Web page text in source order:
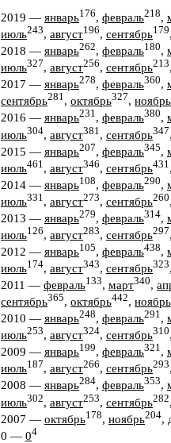
2019 — январь176, февраль218,
июль243, август196, сентябрь179
2018 — январь262, февраль180,
июль327, август256, сентябрь213
2017 — январь278, февраль360,
сентябрь281, октябрь327, ноябрь
2016 — январь231, февраль380,
июль304, август381 , сентябрь347
2015 — январь207, февраль345,
июль461 , август346, сентябрь431
2014 — январь108, февраль290,
июль331 , август273, сентябрь260
2013 — январь279, февраль314,
июль126, август283, сентябрь297
2012 — январь105, февраль438,
июль174, август343, сентябрь323
2011 — февраль133, март340,
сентябрь365, октябрь442, ноябрь
2010 — январь248, февраль291,
июль253, август324, сентябрь310
2009 — январь199, февраль321,
июль187, август266, сентябрь293
2008 — январь284, февраль353,
июль302, август253, сентябрь282
2007 — октябрь178, ноябрь204,
0 — 04